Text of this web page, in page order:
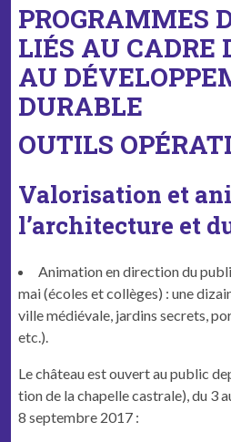
PROGRAMMES
LIÉS AU CADRE
AU
DURABLE
OUTILS
Valorisation et
l’architecture et
Ani­ma­tion en direc­tion du
mai (écoles et col­lèges) : une
ville médié­vale, jardins secrets,
etc.).
Le château est ouvert au pub­lic
tion de la chapelle cas­trale), du 3
8 sep­tem­bre 2017 :